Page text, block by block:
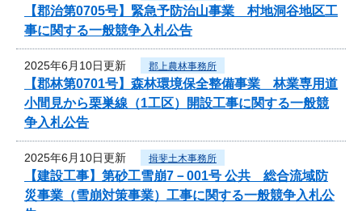
【郡治第0705号】緊急予防治山事業 村地洞谷地区工
事に関する一般競争入札公告
2025年6月10日更新 郡上農林事務所
【郡林第0701号】森林環境保全整備事業 林業専用道
小間見から栗巣線（1工区）開設工事に関する一般競
争入札公告
2025年6月10日更新 揖斐土木事務所
【建設工事】第砂工雪崩7－001号 公共 総合流域防
災事業（雪崩対策事業）工事に関する一般競争入札公